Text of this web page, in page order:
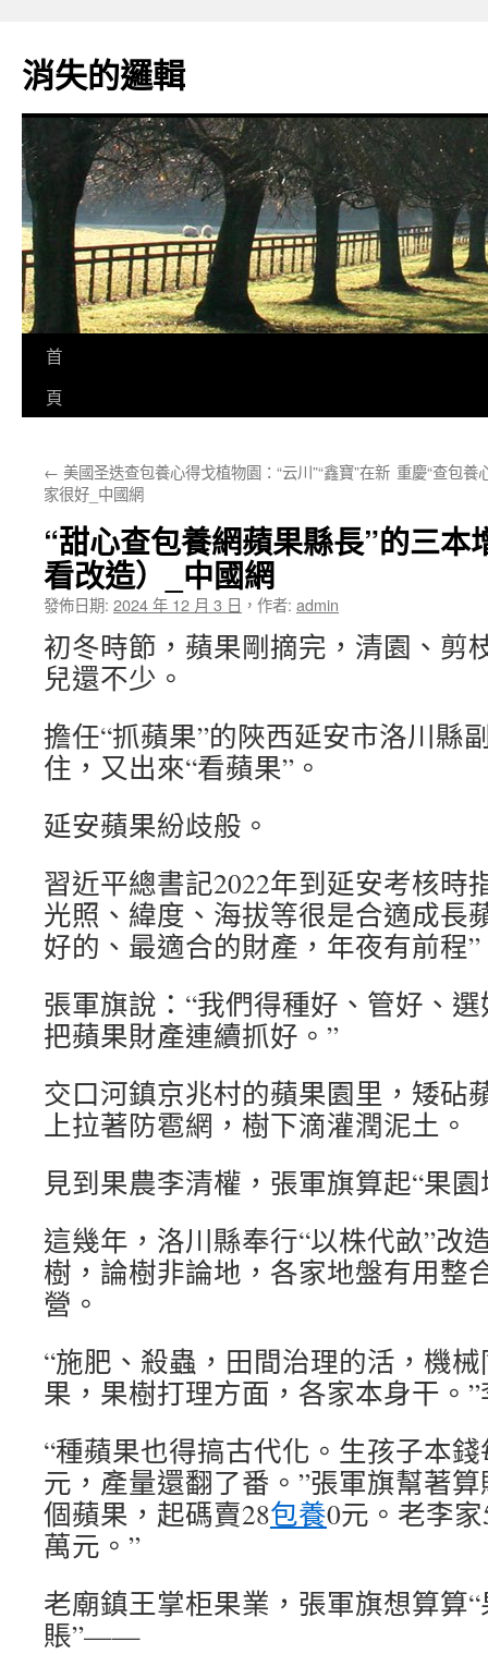
主
要
消失的邏輯
首
頁
← 美國圣迭查包養心得戈植物園：“云川”“鑫寶”在新
家很好_中國網
重慶“查包養
“甜心查包養網蘋果縣長”的三本
看改造）_中國網
發佈日期: 2024 年 12 月 3 日 ， 作者: admin
初冬時節，蘋果剛摘完，清園、剪
兒還不少。
擔任“抓蘋果”的陜西延安市洛川縣
住，又出來“看蘋果”。
延安蘋果紛歧般。
習近平總書記2022年到延安考核時
光照、緯度、海拔等很是合適成長
好的、最適合的財產，年夜有前程”
張軍旗說：“我們得種好、管好、
把蘋果財產連續抓好。”
交口河鎮京兆村的蘋果園里，矮砧
上拉著防雹網，樹下滴灌潤泥土。
見到果農李清權，張軍旗算起“果
這幾年，洛川縣奉行“以株代畝”改
樹，論樹非論地，各家地盤有用整
營。
“施肥、殺蟲，田間治理的活，機
果，果樹打理方面，各家本身干。
“種蘋果也得搞古代化。生孩子本錢
元，產量還翻了番。”張軍旗幫著
個蘋果，起碼賣28包養0元。老李
萬元。”
老廟鎮王掌柜果業，張軍旗想算算
賬”——